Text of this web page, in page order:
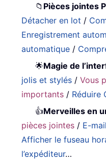
📁 Pièces jointes
Détacher en lot /
Enregistrement
automatique /
🌟Magie de
jolis et stylés /Vous
importants / Réduire
👍Merveilles en
pièces jointes / E-
Afficher le fuseau
l’expéditeur…